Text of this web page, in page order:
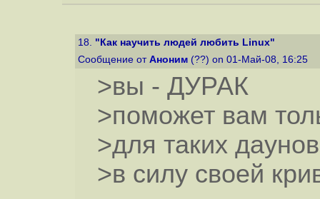
18. "Как научить людей любить Linux"
Сообщение от Аноним (??) on 01-Май-08, 16:25
>вы - ДУРАК
>поможет вам
>для таких
>в силу своей